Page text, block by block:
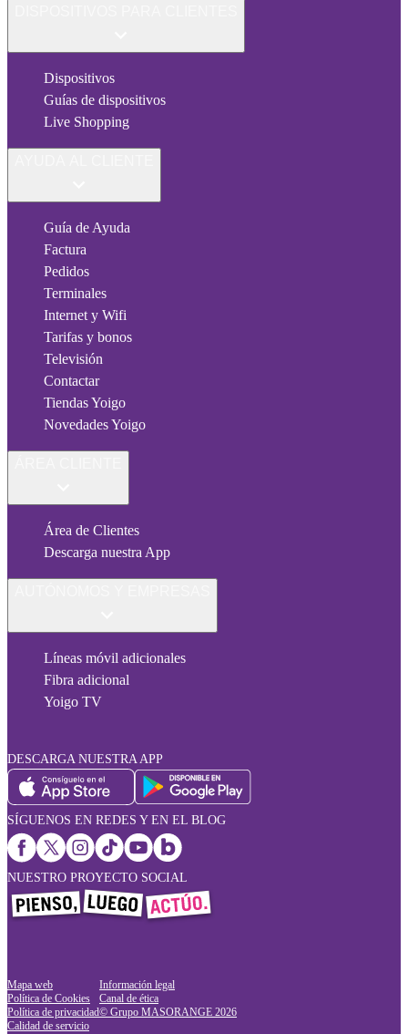
Dispositivos
Guías de dispositivos
Live Shopping
Guía de Ayuda
Factura
Pedidos
Terminales
Internet y Wifi
Tarifas y bonos
Televisión
Contactar
Tiendas Yoigo
Novedades Yoigo
Área de Clientes
Descarga nuestra App
Líneas móvil adicionales
Fibra adicional
Yoigo TV
DESCARGA NUESTRA APP
SÍGUENOS EN REDES Y EN EL BLOG
NUESTRO PROYECTO SOCIAL
Mapa web
Política de Cookies
Política de privacidad
Calidad de servicio
Información legal
Canal de ética
© Grupo MASORANGE 2026